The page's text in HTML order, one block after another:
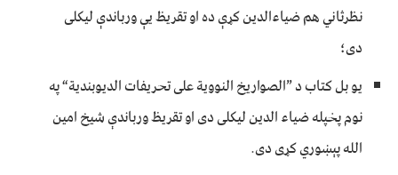
نظرثاني هم ضياءالدین کړې ده او تقریظ یې ورباندې لیکلی
دی؛
یو بل کتاب د ”الصواریخ النوویة علی تحریفات الدیوبندیة“ په
نوم پخپله ضياء الدین لیکلی دی او تقریظ ورباندې شیخ امین
الله پېښوري کړی دی.